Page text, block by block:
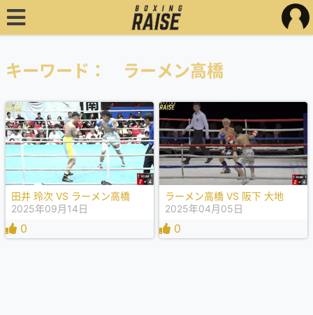
キーワード： ラーメン高橋
田井 玲次 VS ラーメン高橋
2025年09月14日
0
ラーメン高橋 VS 阪下 大地
2025年04月05日
0